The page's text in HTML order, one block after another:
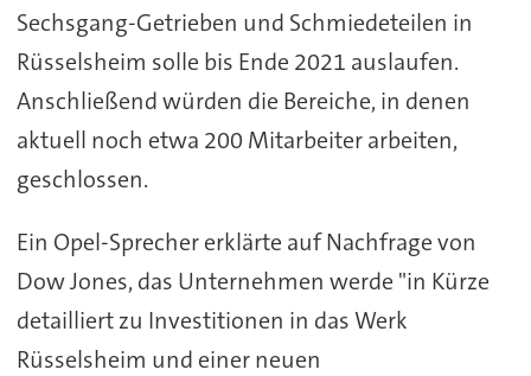
Sechsgang-Getrieben und Schmiedeteilen in
Rüsselsheim solle bis Ende 2021 auslaufen.
Anschließend würden die Bereiche, in denen
aktuell noch etwa 200 Mitarbeiter arbeiten,
geschlossen.
Ein Opel-Sprecher erklärte auf Nachfrage von
Dow Jones, das Unternehmen werde "in Kürze
detailliert zu Investitionen in das Werk
Rüsselsheim und einer neuen